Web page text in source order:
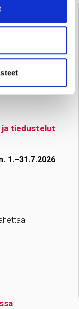
hoitoosi
ja tiedustelut
1.–31.7.2026